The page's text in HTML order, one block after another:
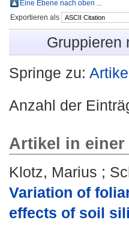
Eine Ebene nach oben ...
Exportieren als
Gruppieren
Springe zu:
Anzahl der
Artikel in
Klotz, Marius ;
Variation of
effects of soil